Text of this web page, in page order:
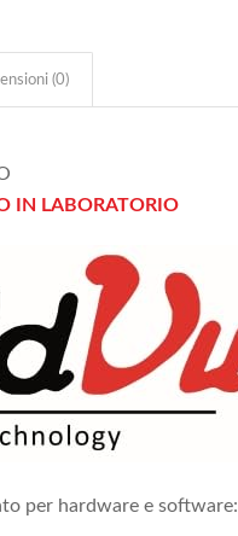
(0)
IN LABORATORIO
per hardware e software: